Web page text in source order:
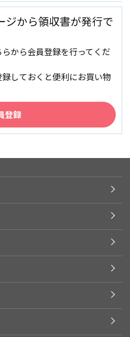
から領収書が発行で
から会員登録を行ってくだ
しておくと便利にお買い物